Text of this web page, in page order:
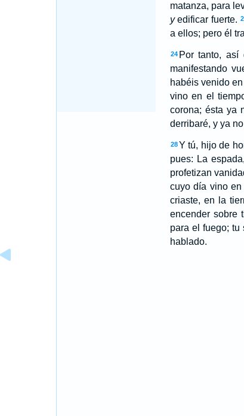
matanza, para
yedificar fuerte.
a ellos; pero él
24 Por tanto, así
manifestando
habéis venido
vino en el
corona; ésta ya
derribaré, y ya
28 Y tú, hijo de
pues: La
profetizan
cuyo día vino
criaste, en la
encender sobre
para el fuego; tu
hablado.